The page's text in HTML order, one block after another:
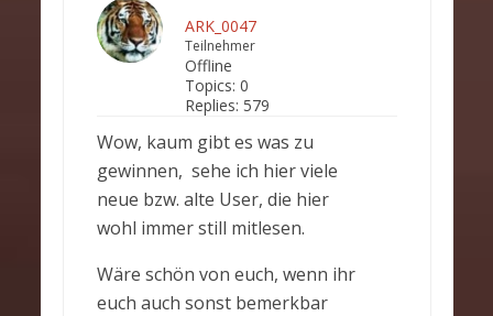
ARK_0047
Teilnehmer
Offline
Topics: 0
Replies: 579
Wow, kaum gibt es was zu
gewinnen, sehe ich hier viele
neue bzw. alte User, die hier
wohl immer still mitlesen.
Wäre schön von euch, wenn ihr
euch auch sonst bemerkbar